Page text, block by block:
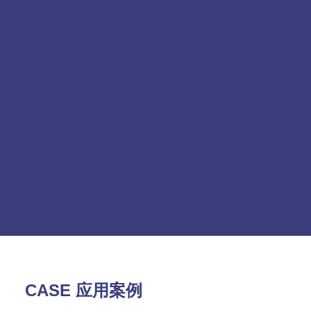
CASE 应用案例